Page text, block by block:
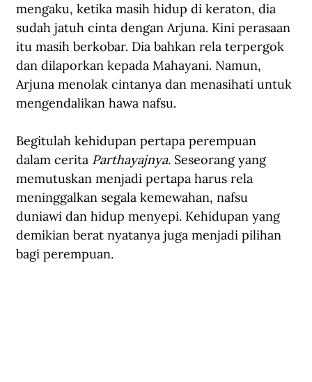
mengaku, ketika masih hidup di keraton, dia
sudah jatuh cinta dengan Arjuna. Kini perasaan
itu masih berkobar. Dia bahkan rela terpergok
dan dilaporkan kepada Mahayani. Namun,
Arjuna menolak cintanya dan menasihati untuk
mengendalikan hawa nafsu.
Begitulah kehidupan pertapa perempuan
dalam cerita Parthayajnya. Seseorang yang
memutuskan menjadi pertapa harus rela
meninggalkan segala kemewahan, nafsu
duniawi dan hidup menyepi. Kehidupan yang
demikian berat nyatanya juga menjadi pilihan
bagi perempuan.